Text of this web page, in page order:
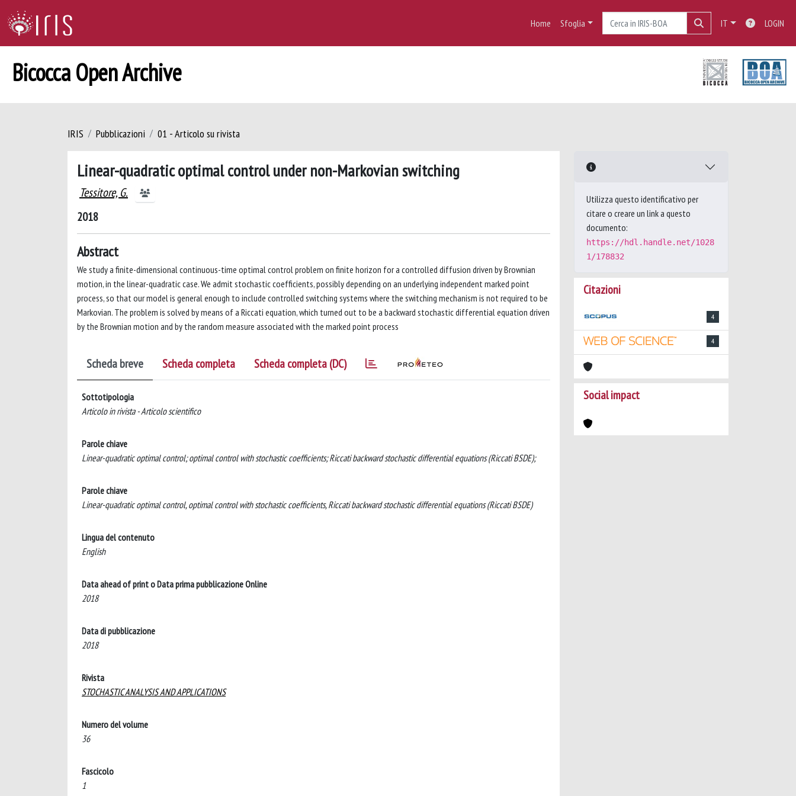
Home Sfoglia IT LOGIN
Bicocca Open Archive
IRIS Pubblicazioni 01 - Articolo su rivista
Linear-quadratic optimal control under non-Markovian switching
Tessitore, G.
2018
Abstract
We study a finite-dimensional continuous-time optimal control problem on finite horizon for a controlled diffusion driven by Brownian
motion, in the linear-quadratic case. We admit stochastic coefficients, possibly depending on an underlying independent marked point
process, so that our model is general enough to include controlled switching systems where the switching mechanism is not required to be
Markovian. The problem is solved by means of a Riccati equation, which turned out to be a backward stochastic differential equation driven
by the Brownian motion and by the random measure associated with the marked point process
Scheda breve Scheda completa Scheda completa (DC)
Sottotipologia
Articolo in rivista - Articolo scientifico
Parole chiave
Linear-quadratic optimal control; optimal control with stochastic coefficients; Riccati backward stochastic differential equations (Riccati BSDE);
Parole chiave
Linear-quadratic optimal control, optimal control with stochastic coefficients, Riccati backward stochastic differential equations (Riccati BSDE)
Lingua del contenuto
English
Data ahead of print o Data prima pubblicazione Online
2018
Data di pubblicazione
2018
Rivista
STOCHASTIC ANALYSIS AND APPLICATIONS
Numero del volume
36
Fascicolo
1
Utilizza questo identificativo per
citare o creare un link a questo
documento:
https://hdl.handle.net/1028
1/178832
Citazioni
4
4
Social impact